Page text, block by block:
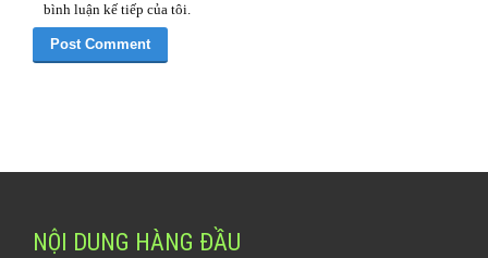
bình luận kế tiếp của tôi.
NỘI DUNG HÀNG ĐẦU